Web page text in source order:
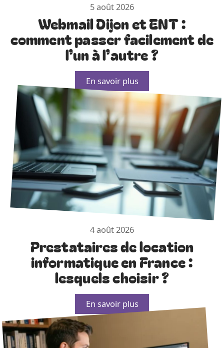
5 août 2026
Webmail Dijon et ENT :
comment passer facilement de
l’un à l’autre ?
En savoir plus
4 août 2026
Prestataires de location
informatique en France :
lesquels choisir ?
En savoir plus